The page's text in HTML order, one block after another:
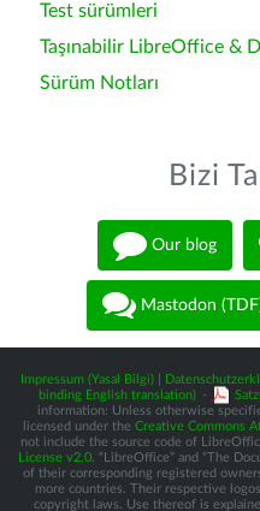
Test sürümleri
Taşınabilir LibreOffice &
Sürüm Notları
Bizi
Our blog
Mastodon
Impressum (Yasal Bilgi)
binding English translation) -
information: Unless otherwise
licensed under the Creative Commons
not include the source code of
License v2.0 . “LibreOffice” and “The
of their corresponding registered
more countries. Their respective
copyright laws. Use thereof is